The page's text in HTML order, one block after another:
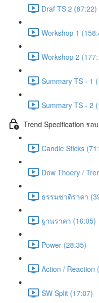
Draf TS 2 (87:22)
Workshop 1
Workshop 2
Summary TS - 1
Summary TS - 2
Trend Specification รอ
Candle Sticks
Dow Thoery /
ธรรมชาติราคา
ฐานราคา (16:05)
Power (28:35)
Action / Reaction
SW Split (17:07)